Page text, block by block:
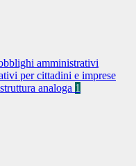
amministrativi
per cittadini e imprese
analoga 1